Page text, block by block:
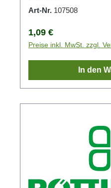
Art-Nr. 107508
Regulärer Preis:
1,09 €
Preise inkl. MwSt. zzgl.
In den